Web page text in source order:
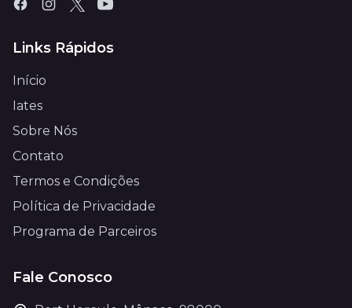
Links Rápidos
Início
Iates
Sobre Nós
Contato
Termos e Condições
Política de Privacidade
Programa de Parceiros
Fale Conosco